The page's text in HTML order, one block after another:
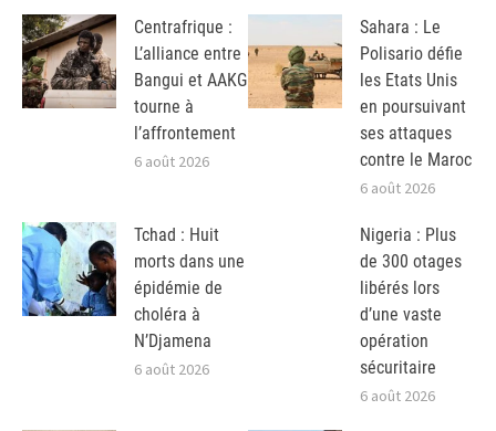
Centrafrique :
L’alliance entre
Bangui et AAKG
tourne à
l’affrontement
6 août 2026
Sahara : Le
Polisario défie
les Etats Unis
en poursuivant
ses attaques
contre le Maroc
6 août 2026
Tchad : Huit
morts dans une
épidémie de
choléra à
N’Djamena
6 août 2026
Nigeria : Plus
de 300 otages
libérés lors
d’une vaste
opération
sécuritaire
6 août 2026